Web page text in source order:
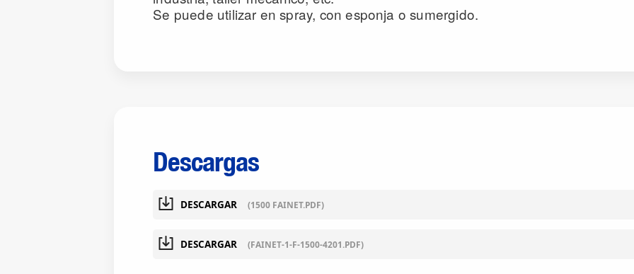
Se puede utilizar en spray, con esponja o sumergido.
Descargas
DESCARGAR (1500 FAINET.PDF)
DESCARGAR (FAINET-1-F-1500-4201.PDF)